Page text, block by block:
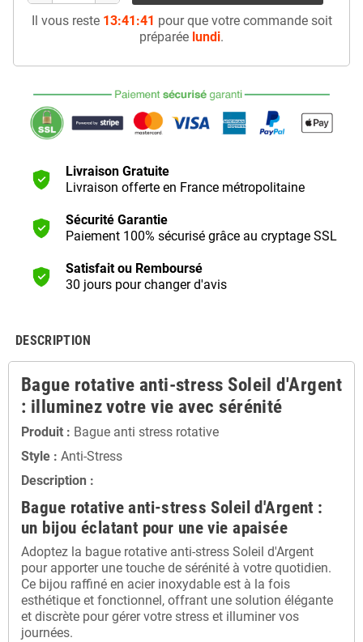
Il vous reste 13:41:41 pour que votre commande soit
préparée lundi.
Livraison Gratuite
Livraison offerte en France métropolitaine
Sécurité Garantie
Paiement 100% sécurisé grâce au cryptage SSL
Satisfait ou Remboursé
30 jours pour changer d'avis
DESCRIPTION
Bague rotative anti-stress Soleil d'Argent
: illuminez votre vie avec sérénité
Produit : Bague anti stress rotative
Style : Anti-Stress
Description :
Bague rotative anti-stress Soleil d'Argent :
un bijou éclatant pour une vie apaisée
Adoptez la bague rotative anti-stress Soleil d'Argent
pour apporter une touche de sérénité à votre quotidien.
Ce bijou raffiné en acier inoxydable est à la fois
esthétique et fonctionnel, offrant une solution élégante
et discrète pour gérer votre stress et illuminer vos
journées.